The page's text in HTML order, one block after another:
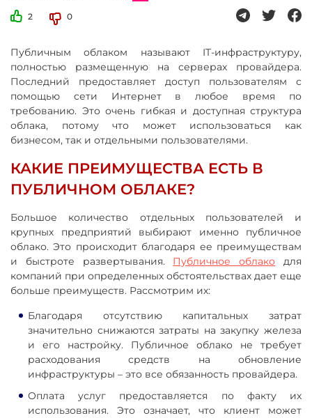
2 0
Публичным облаком называют IT-инфраструктуру,
полностью размещенную на серверах провайдера.
Последний предоставляет доступ пользователям с
помощью сети Интернет в любое время по
требованию. Это очень гибкая и доступная структура
облака, потому что может использоваться как
бизнесом, так и отдельными пользователями.
КАКИЕ ПРЕИМУЩЕСТВА ЕСТЬ В
ПУБЛИЧНОМ ОБЛАКЕ?
Большое количество отдельных пользователей и
крупных предприятий выбирают именно публичное
облако. Это происходит благодаря ее преимуществам
и быстроте развертывания. Публичное облако для
компаний при определенных обстоятельствах дает еще
больше преимуществ. Рассмотрим их:
Благодаря отсутствию капитальных затрат
значительно снижаются затраты на закупку железа
и его настройку. Публичное облако не требует
расходования средств на обновление
инфраструктуры – это все обязанность провайдера.
Оплата услуг предоставляется по факту их
использования. Это означает, что клиент может